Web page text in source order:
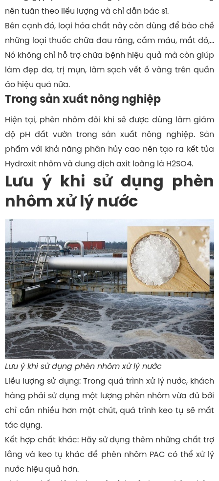
nên tuân theo liều lượng và chỉ dẫn bác sĩ.
Bên cạnh đó, loại hóa chất này còn dùng để bào chế
những loại thuốc chữa đau răng, cầm máu, mắt đỏ,…
Nó không chỉ hỗ trợ chữa bệnh hiệu quả mà còn giúp
làm đẹp da, trị mụn, làm sạch vết ố vàng trên quần
áo hiệu quả nữa.
Trong sản xuất nông nghiệp
Hiện tại, phèn nhôm đôi khi sẽ được dùng làm giảm
độ pH đất vườn trong sản xuất nông nghiệp. Sản
phẩm với khả năng phân hủy cao nên tạo ra kết tủa
Hydroxit nhôm và dung dịch axit loãng là H2SO4.
Lưu ý khi sử dụng phèn
nhôm xử lý nước
Lưu ý khi sử dụng phèn nhôm xử lý nước
Liều lượng sử dụng: Trong quá trình xử lý nước, khách
hàng phải sử dụng một lượng phèn nhôm vừa đủ bởi
chỉ cần nhiều hơn một chút, quá trình keo tụ sẽ mất
tác dụng.
Kết hợp chất khác: Hãy sử dụng thêm những chất trợ
lắng và keo tụ khác để phèn nhôm PAC có thể xử lý
nước hiệu quả hơn.